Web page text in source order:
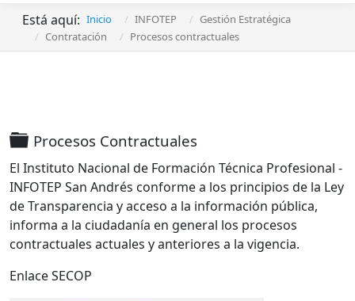
Está aquí: Inicio INFOTEP
Gestión Estratégica
Contratación
Procesos contractuales
Carpeta
Procesos Contractuales
El Instituto Nacional de Formación Técnica Profesional -
INFOTEP San Andrés conforme a los principios de la Ley
de Transparencia y acceso a la información pública,
informa a la ciudadanía en general los procesos
contractuales actuales y anteriores a la vigencia.
Enlace SECOP